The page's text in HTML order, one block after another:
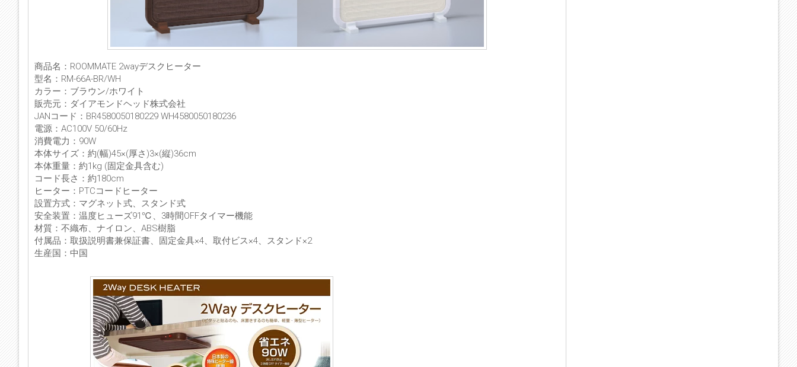
商品名：ROOMMATE 2wayデスクヒーター
型名：RM-66A-BR/WH
カラー：ブラウン/ホワイト
販売元：ダイアモンドヘッド株式会社
JANコード：BR4580050180229 WH4580050180236
電源：AC100V 50/60Hz
消費電力：90W
本体サイズ：約(幅)45×(厚さ)3×(縦)36cm
本体重量：約1kg (固定金具含む)
コード長さ：約180cm
ヒーター：PTCコードヒーター
設置方式：マグネット式、スタンド式
安全装置：温度ヒューズ91℃、3時間OFFタイマー機能
材質：不織布、ナイロン、ABS樹脂
付属品：取扱説明書兼保証書、固定金具×4、取付ビス×4、スタンド×2
生産国：中国